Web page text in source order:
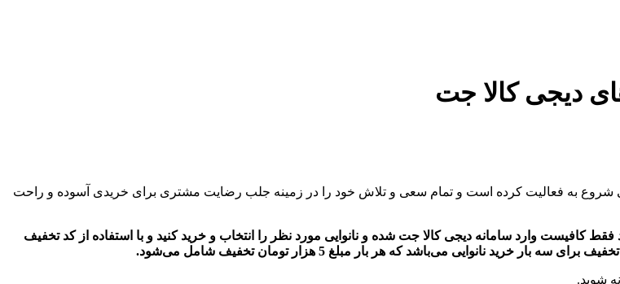
شروع به فعالیت کرده است و تمام سعی و تلاش خود را در زمینه جلب رضایت مشتری برای خریدی آسوده و راحت
کافیست وارد سامانه دیجی کالا جت شده و نانوایی مورد نظر را انتخاب و خرید کنید و با استفاده از کد تخفیف
شوید.